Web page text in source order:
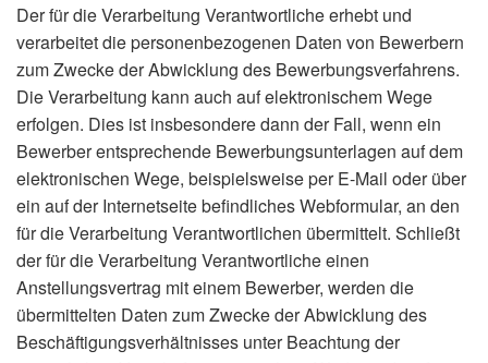
Der für die Verarbeitung Verantwortliche erhebt und
verarbeitet die personenbezogenen Daten von Bewerbern
zum Zwecke der Abwicklung des Bewerbungsverfahrens.
Die Verarbeitung kann auch auf elektronischem Wege
erfolgen. Dies ist insbesondere dann der Fall, wenn ein
Bewerber entsprechende Bewerbungsunterlagen auf dem
elektronischen Wege, beispielsweise per E-Mail oder über
ein auf der Internetseite befindliches Webformular, an den
für die Verarbeitung Verantwortlichen übermittelt. Schließt
der für die Verarbeitung Verantwortliche einen
Anstellungsvertrag mit einem Bewerber, werden die
übermittelten Daten zum Zwecke der Abwicklung des
Beschäftigungsverhältnisses unter Beachtung der